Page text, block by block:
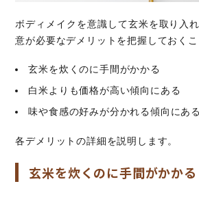
ボディメイクを意識して玄米を取り入
意が必要なデメリットを把握しておくこ
玄米を炊くのに手間がかかる
白米よりも価格が高い傾向にある
味や食感の好みが分かれる傾向にある
各デメリットの詳細を説明します。
玄米を炊くのに手間がかかる